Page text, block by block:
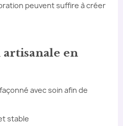
peuvent suffire à créer
en
avec soin afin de
stable